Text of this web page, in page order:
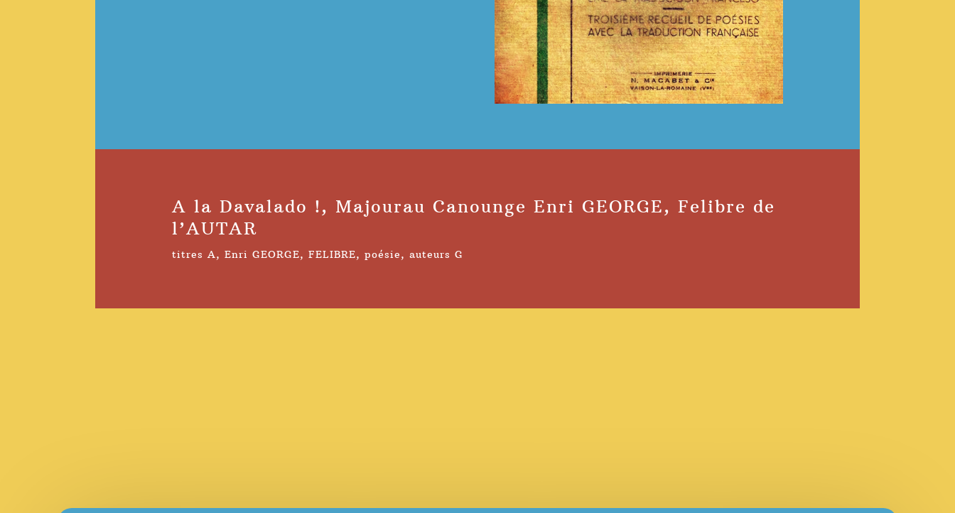
A la Davalado !, Majourau Canounge Enri GEORGE, Felibre de
l’AUTAR
titres A, Enri GEORGE, FELIBRE, poésie, auteurs G